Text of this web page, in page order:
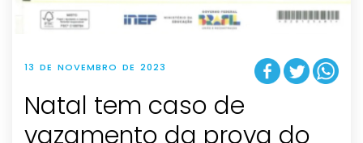
13 DE NOVEMBRO DE 2023
Natal tem caso de
vazamento da prova do